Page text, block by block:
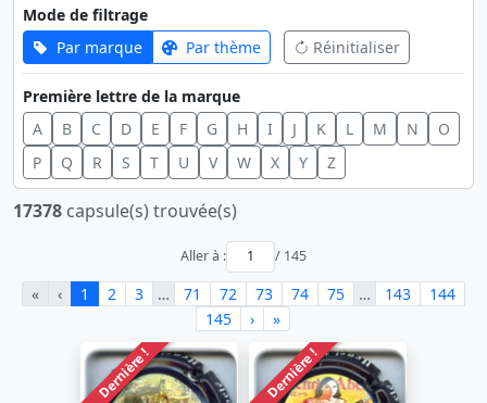
Mode de filtrage
Par marque
Par thème Réinitialiser
Première lettre de la marque
A
B C D E F G H I J K L M N
O
P
Q R S T U V W X Y Z
17378 capsule(s) trouvée(s)
Aller à : / 145
« ‹ 1 2 3 … 71 72 73 74 75 … 143
144
145
› »
Dernière ! Dernière !